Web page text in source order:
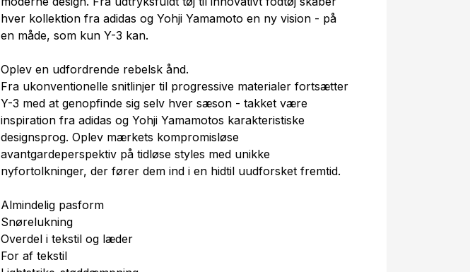
hver kollektion fra adidas og Yohji Yamamoto en ny vision - på
en måde, som kun Y-3 kan.
Oplev en udfordrende rebelsk ånd.
Fra ukonventionelle snitlinjer til progressive materialer fortsætter
Y-3 med at genopfinde sig selv hver sæson - takket være
inspiration fra adidas og Yohji Yamamotos karakteristiske
designsprog. Oplev mærkets kompromisløse
avantgardeperspektiv på tidløse styles med unikke
nyfortolkninger, der fører dem ind i en hidtil uudforsket fremtid.
Almindelig pasform
Snørelukning
Overdel i tekstil og læder
For af tekstil